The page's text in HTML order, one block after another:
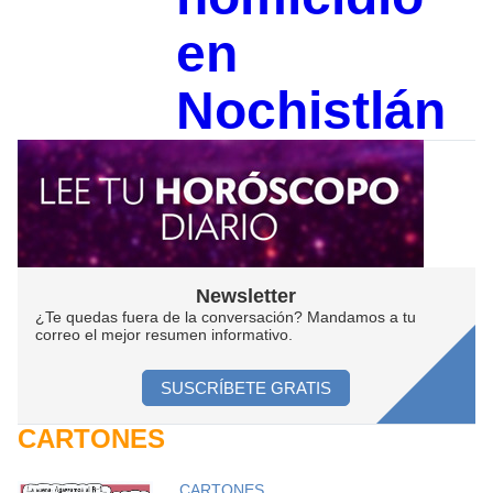
en
Nochistlán
Newsletter
¿Te quedas fuera de la conversación? Mandamos a tu
correo el mejor resumen informativo.
SUSCRÍBETE GRATIS
CARTONES